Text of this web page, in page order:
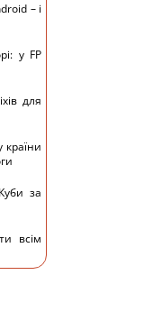
– і
у FP
для
за
всім